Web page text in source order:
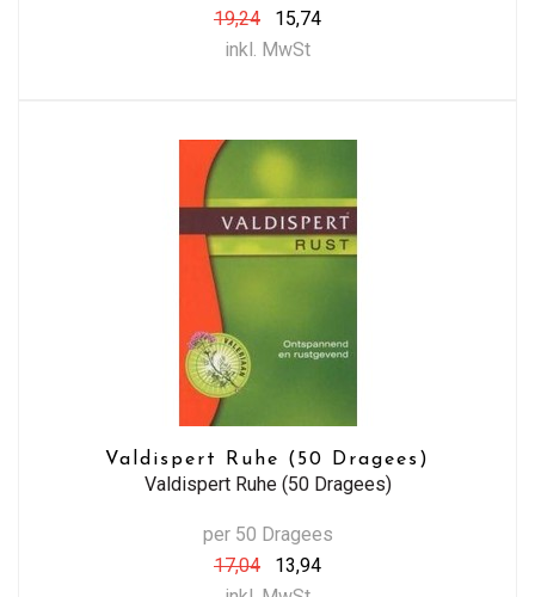
19,24
15,74
inkl. MwSt
Valdispert Ruhe (50 Dragees)
Valdispert Ruhe (50 Dragees)
per 50 Dragees
17,04
13,94